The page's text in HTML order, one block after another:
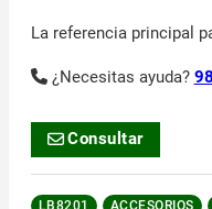
La referencia principal
¿Necesitas ayuda?
Consultar
LB8201 ACCESORIOS